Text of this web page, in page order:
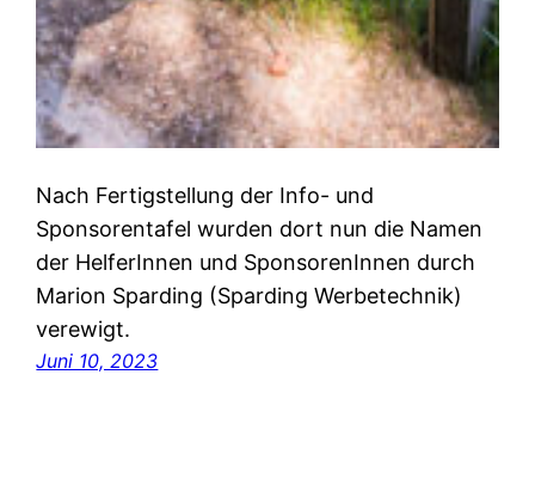
Nach Fertigstellung der Info- und
Sponsorentafel wurden dort nun die Namen
der HelferInnen und SponsorenInnen durch
Marion Sparding (Sparding Werbetechnik)
verewigt.
Juni 10, 2023